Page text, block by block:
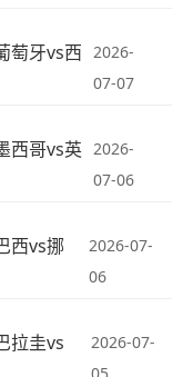
萄牙vs西 2026-
07-07
西哥vs英 2026-
07-06
西vs挪
2026-07-
06
拉圭vs
2026-07-